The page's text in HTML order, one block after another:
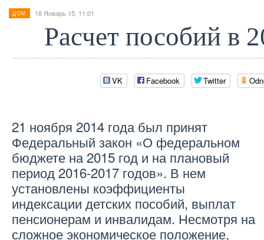
ДОМ 18 Январь 15, 11:01
Расчет пособий в
VK Facebook Twitter
21 ноября 2014 года был принят
Федеральный закон «О федеральном
бюджете на 2015 год и на плановый
период 2016-2017 годов». В нем
установлены коэффициенты
индексации детских пособий, выплат
пенсионерам и инвалидам. Несмотря на
сложное экономическое положение,